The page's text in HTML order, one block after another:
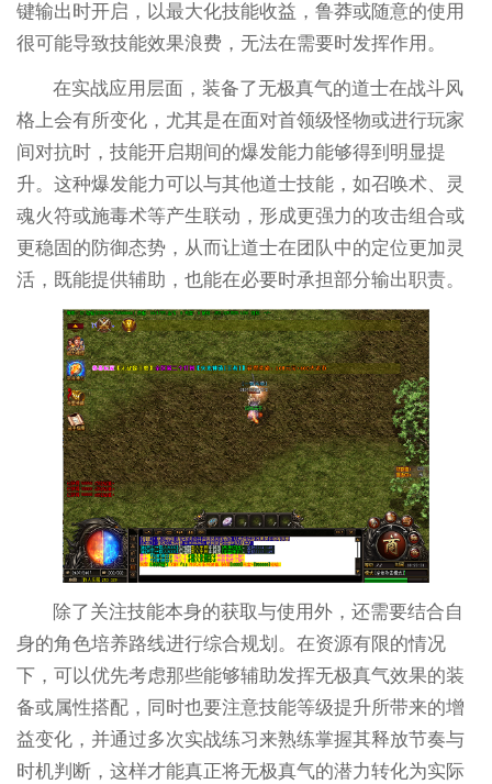
键输出时开启，以最大化技能收益，鲁莽或随意的使用
很可能导致技能效果浪费，无法在需要时发挥作用。
在实战应用层面，装备了无极真气的道士在战斗风
格上会有所变化，尤其是在面对首领级怪物或进行玩家
间对抗时，技能开启期间的爆发能力能够得到明显提
升。这种爆发能力可以与其他道士技能，如召唤术、灵
魂火符或施毒术等产生联动，形成更强力的攻击组合或
更稳固的防御态势，从而让道士在团队中的定位更加灵
活，既能提供辅助，也能在必要时承担部分输出职责。
除了关注技能本身的获取与使用外，还需要结合自
身的角色培养路线进行综合规划。在资源有限的情况
下，可以优先考虑那些能够辅助发挥无极真气效果的装
备或属性搭配，同时也要注意技能等级提升所带来的增
益变化，并通过多次实战练习来熟练掌握其释放节奏与
时机判断，这样才能真正将无极真气的潜力转化为实际